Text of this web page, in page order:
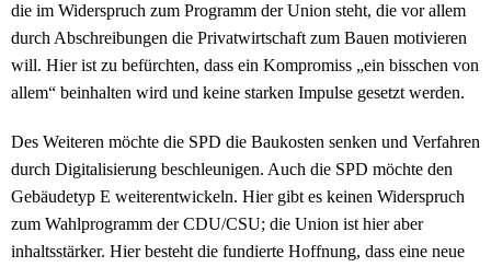
die im Widerspruch zum Programm der Union steht, die vor allem
durch Abschreibungen die Privatwirtschaft zum Bauen motivieren
will. Hier ist zu befürchten, dass ein Kompromiss „ein bisschen von
allem“ beinhalten wird und keine starken Impulse gesetzt werden.
Des Weiteren möchte die SPD die Baukosten senken und Verfahren
durch Digitalisierung beschleunigen. Auch die SPD möchte den
Gebäudetyp E weiterentwickeln. Hier gibt es keinen Widerspruch
zum Wahlprogramm der CDU/CSU; die Union ist hier aber
inhaltsstärker. Hier besteht die fundierte Hoffnung, dass eine neue